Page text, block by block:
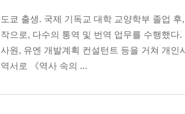
도쿄 출생. 국제 기독교 대학 교양학부 졸업
작으로, 다수의 통역 및 번역 업무를 수행했
사원, 유엔 개발계획 컨설턴트 등을 거쳐 개
역서로 《역사 속의 ...